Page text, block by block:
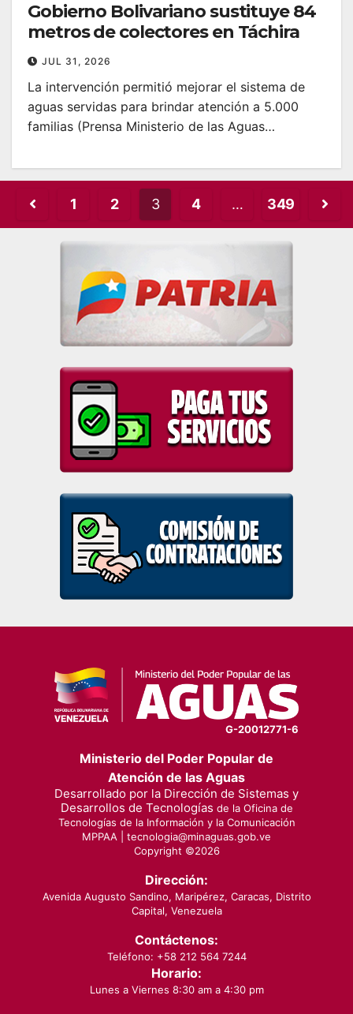
Gobierno Bolivariano sustituye 84
metros de colectores en Táchira
JUL 31, 2026
La intervención permitió mejorar el sistema de
aguas servidas para brindar atención a 5.000
familias (Prensa Ministerio de las Aguas…
Posts
pagination
1 2 3 4 … 349
G-20012771-6
Ministerio del Poder Popular de
Atención de las Aguas
Desarrollado por la Dirección de Sistemas y
Desarrollos de Tecnologías de la Oficina de
Tecnologías de la Información y la Comunicación
MPPAA | tecnologia@minaguas.gob.ve
Copyright ©2026
Dirección:
Avenida Augusto Sandino, Maripérez, Caracas, Distrito
Capital, Venezuela
Contáctenos:
Teléfono: +58 212 564 7244
Horario:
Lunes a Viernes 8:30 am a 4:30 pm